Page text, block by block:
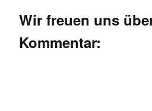
Wir freuen uns
Kommentar: